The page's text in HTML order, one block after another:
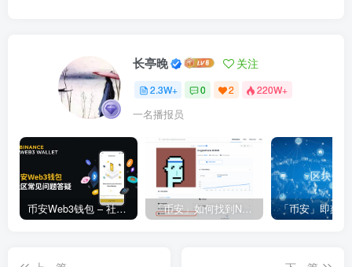
长亭晚 关注
2.3W+ 0 2 220W+
一名播报员
币安Web3钱包 – 社区常见问题答疑 「币安」如何找到NFT合约地址？